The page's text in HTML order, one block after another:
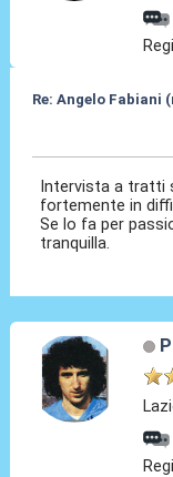
Re: Angelo Fabiani
Intervista a tratti
fortemente in
Se lo fa per
tranquilla.